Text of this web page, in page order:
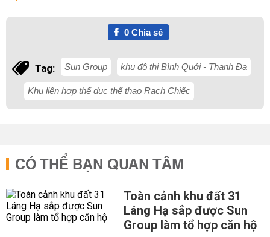
0Chia sẻ
Tag: Sun Group khu đô thị Bình Quới - Thanh Đa
Khu liên hợp thể dục thể thao Rạch Chiếc
CÓ THỂ BẠN QUAN TÂM
Toàn cảnh khu đất 31
Láng Hạ sắp được Sun
Group làm tổ hợp căn hộ